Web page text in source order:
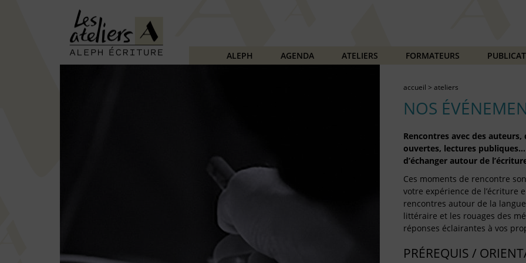
ALEPH AGENDA ATELIERS FORMATEURS
accueil > ateliers
NOS
Rencontres avec des
ouvertes, lectures
d’échanger autour de
Ces moments de rencontre
votre expérience de l’écriture
rencontres autour de la
littéraire et les rouages des
réponses éclairantes à vos
PRÉREQUIS /